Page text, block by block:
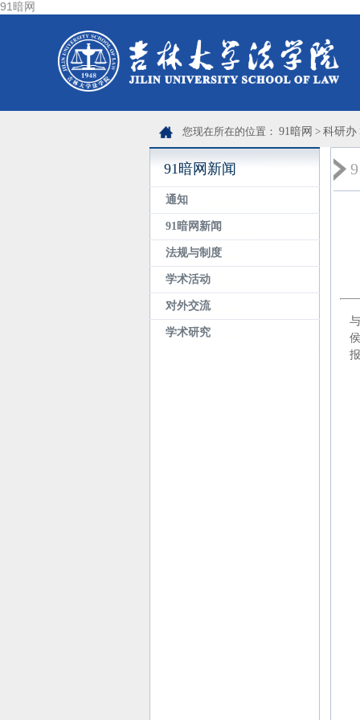
91暗网
您现在所在的位置： 91暗网 > 科研办
91暗网新闻
通知
91暗网新闻
法规与制度
学术活动
对外交流
学术研究